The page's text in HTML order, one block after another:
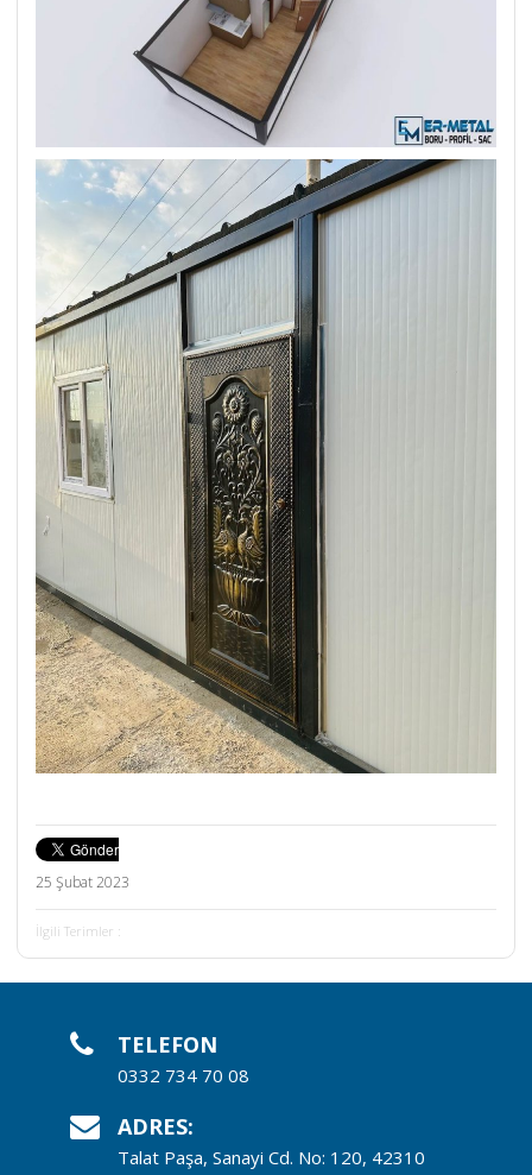
25 Şubat 2023
İlgili Terimler :
TELEFON
0332 734 70 08
ADRES:
Talat Paşa, Sanayi Cd. No: 120, 42310